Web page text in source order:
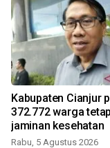
Kabupaten Cianjur
372.772 warga
jaminan kesehatan
Rabu, 5 Agustus 2026